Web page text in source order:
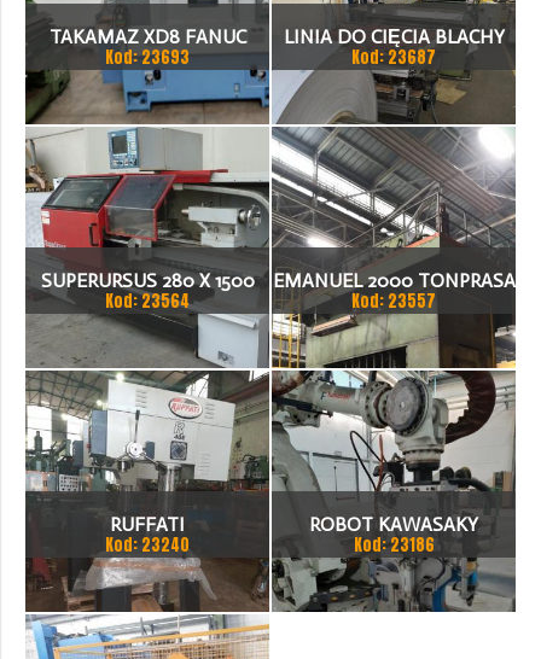
TAKAMAZ XD8 FANUC
21ITA TOKARKA CNC
Kod: 23693
LINIA DO CIĘCIA BLACHY
1.500 X 1,5 (2,5) MM
Kod: 23687
SUPERURSUS 280 X 1500
TOKARKA
Kod: 23564
EMANUEL 2000 TONPRASA
HYDRAULICZNA 3200 X
2000
Kod: 23557
RUFFATI
Kod: 23240
ROBOT KAWASAKY
Kod: 23186